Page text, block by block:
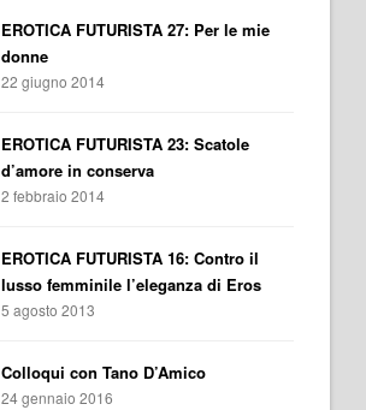
EROTICA FUTURISTA 27: Per le mie
donne
22 giugno 2014
EROTICA FUTURISTA 23: Scatole
d’amore in conserva
2 febbraio 2014
EROTICA FUTURISTA 16: Contro il
lusso femminile l’eleganza di Eros
5 agosto 2013
Colloqui con Tano D’Amico
24 gennaio 2016